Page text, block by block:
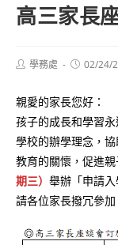
高三家長
Post學務處
Post02/24/
親愛的家長您好：
孩子的成長和學習
學校的辦學理念，
教育的關懷，促進
期三） 舉辦「申請
請各位家長撥冗參加